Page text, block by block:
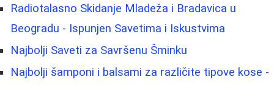
Radiotalasno Skidanje Mladeža i Bradavica u
Beogradu - Ispunjen Savetima i Iskustvima
Najbolji Saveti za Savršenu Šminku
Najbolji šamponi i balsami za različite tipove kose -